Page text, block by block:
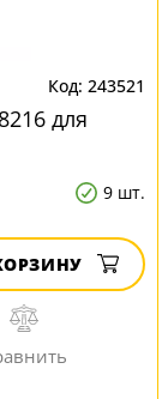
243521
для
9 шт.